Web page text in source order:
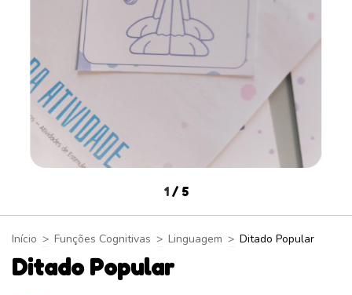
1 / 5
Início > Funções Cognitivas > Linguagem > Ditado Popular
Ditado Popular